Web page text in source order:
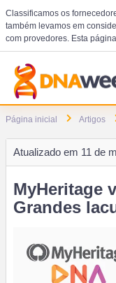
Classificamos os
também levamos em
com provedores. Esta
Página inicial Artigos
Atualizado em 11 de
MyHeritage
Grandes